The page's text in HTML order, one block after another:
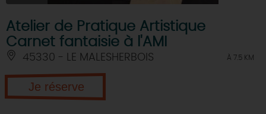
Atelier de Pratique Artistique
Carnet fantaisie à l'AMI
45330 - LE MALESHERBOIS À 7.5 KM
Je réserve